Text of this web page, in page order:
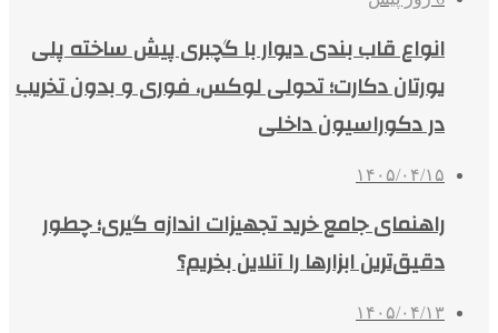
انواع قاب بندی دیوار با گچبری پیش ساخته پلی
یورتان دکارت؛ تحولی لوکس، فوری و بدون تخریب
در دکوراسیون داخلی
۱۴۰۵/۰۴/۱۵
راهنمای جامع خرید تجهیزات اندازه گیری؛ چطور
دقیق‌ترین ابزارها را آنلاین بخریم؟
۱۴۰۵/۰۴/۱۳